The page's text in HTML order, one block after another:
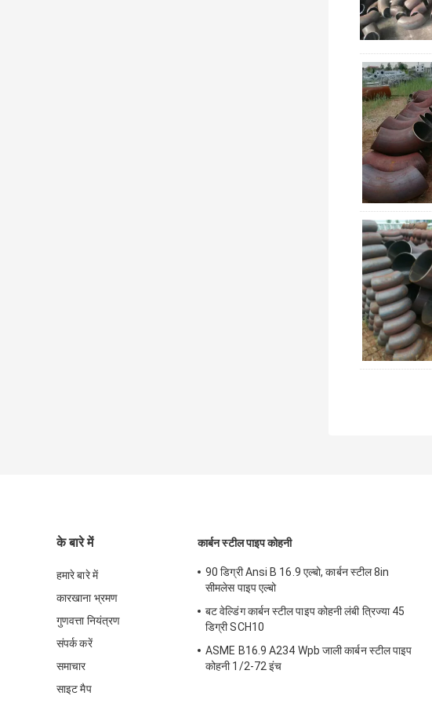
के बारे में
हमारे बारे में
कारखाना भ्रमण
गुणवत्ता नियंत्रण
संपर्क करें
समाचार
साइट मैप
कार्बन स्टील पाइप कोहनी
90 डिग्री Ansi B 16.9 एल्बो, कार्बन स्टील 8in
सीमलेस पाइप एल्बो
बट वेल्डिंग कार्बन स्टील पाइप कोहनी लंबी त्रिज्या 45
डिग्री SCH10
ASME B16.9 A234 Wpb जाली कार्बन स्टील पाइप
कोहनी 1/2-72 इंच